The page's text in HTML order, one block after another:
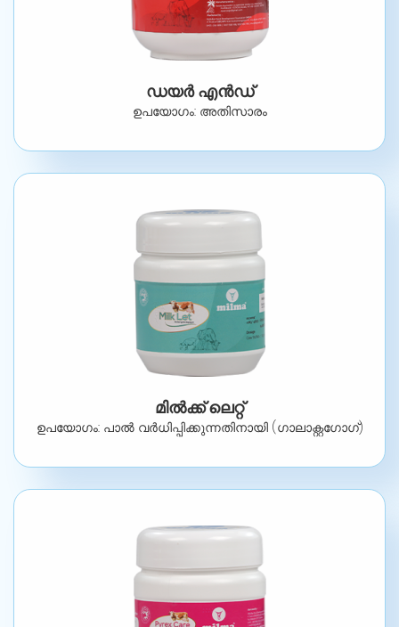
ഡയർ എൻഡ്
ഉപയോഗം: അതിസാരം
മിൽക്ക് ലെറ്റ്
ഉപയോഗം: പാൽ വർധിപ്പിക്കുന്നതിനായി (ഗാലാക്റ്റഗോഗ്)